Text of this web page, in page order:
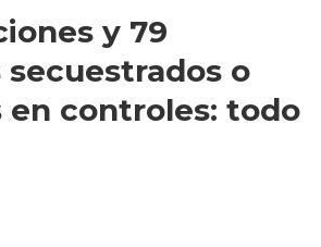
y 79
o
controles: todo